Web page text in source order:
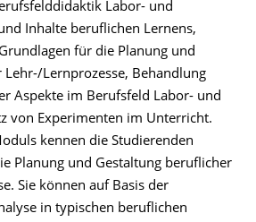
Labor- und
Inhalte beruflichen Lernens,
für die Planung und
Lernprozesse, Behandlung
Aspekte im Berufsfeld Labor- und
von Experimenten im Unterricht.
kennen die Studierenden
Planung und Gestaltung beruflicher
Sie können auf Basis der
in typischen beruflichen